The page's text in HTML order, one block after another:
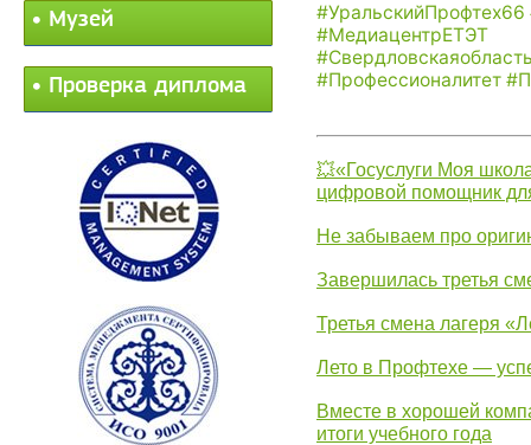
Музей
Проверка диплома
#УральскийПрофтех66
#МедиацентрЕТЭТ
#Профессионалитет
💥«Госуслуги Моя
цифровой помощник
Не забываем про
Завершилась третья
Третья смена лагеря
Лето в Профтехе —
Вместе в хорошей
итоги учебного года